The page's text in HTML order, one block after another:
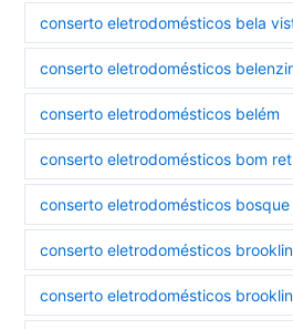
conserto eletrodomésticos bela
conserto eletrodomésticos
conserto eletrodomésticos belém
conserto eletrodomésticos bom
conserto eletrodomésticos
conserto eletrodomésticos brooklin
conserto eletrodomésticos